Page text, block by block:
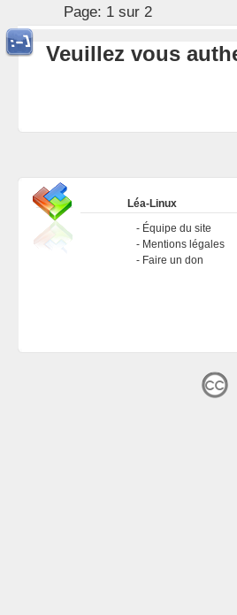
Page: 1 sur 2
Veuillez vous
Léa-Linux
Équipe du site
Mentions légales
Faire un don